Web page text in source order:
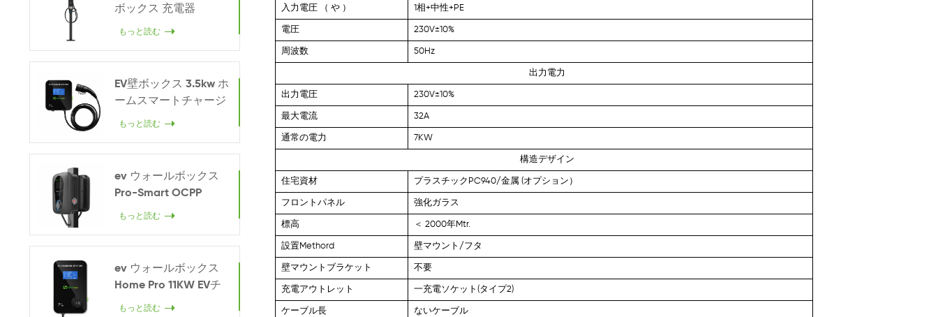
ボックス 充電器
もっと読む
EV壁ボックス 3.5kw ホ
ームスマートチャージ
ャー
もっと読む
ev ウォールボックス
Pro-Smart OCPP
22KW
もっと読む
ev ウォールボックス
Home Pro 11KW EVチ
ャージャー
もっと読む
入力電圧 （ や ） 1相+中性+PE
電圧 230V±10%
周波数 50Hz
出力電力
出力電圧 230V±10%
最大電流 32A
通常の電力 7KW
構造デザイン
住宅資材 プラスチックPC940/金属 (オプション）
フロントパネル 強化ガラス
標高 ＜ 2000年Mtr.
設置Methord 壁マウント/フタ
壁マウントブラケット 不要
充電アウトレット 一充電ソケット(タイプ2)
ケーブル長 ないケーブル